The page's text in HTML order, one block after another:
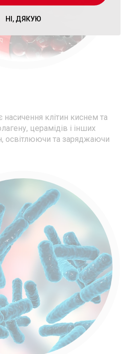
насичення клітин киснем та
церамідів і інших
освітлюючи та заряджаючи
НІ, ДЯКУЮ